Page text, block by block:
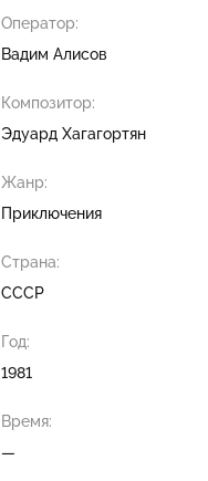
Оператор:
Вадим Алисов
Композитор:
Эдуард Хагагортян
Жанр:
Приключения
Страна:
СССР
Год:
1981
Время:
—